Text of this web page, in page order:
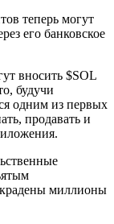
теперь могут
его банковское
вносить $SOL
будучи
одним из первых
продавать и
миллионы